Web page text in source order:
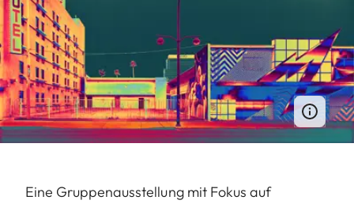
Eine Gruppenausstellung mit Fokus auf